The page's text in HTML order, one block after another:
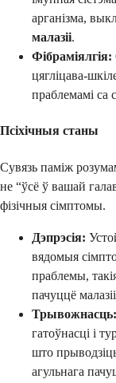
арганізма,
малазіі.
Фібраміялгія:
цягліцава-
праблемамі са
Псіхічныя станы
Сувязь паміж
не “ўсё ў вашай
фізічныя сімптомы.
Дэпрэсія:
вядомыя
праблемы,
пачуццё
Трывожнасць:
гатоўнасці і
што
агульнага